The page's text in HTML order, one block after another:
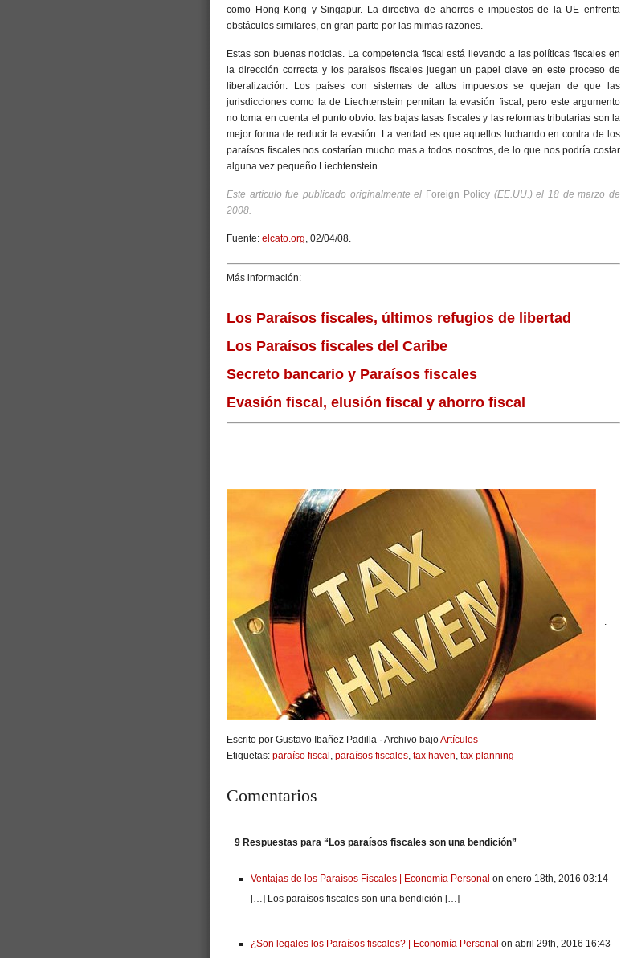
como Hong Kong y Singapur. La directiva de ahorros e impuestos de la UE enfrenta
obstáculos similares, en gran parte por las mimas razones.
Estas son buenas noticias. La competencia fiscal está llevando a las políticas fiscales en
la dirección correcta y los paraísos fiscales juegan un papel clave en este proceso de
liberalización. Los países con sistemas de altos impuestos se quejan de que las
jurisdicciones como la de Liechtenstein permitan la evasión fiscal, pero este argumento
no toma en cuenta el punto obvio: las bajas tasas fiscales y las reformas tributarias son la
mejor forma de reducir la evasión. La verdad es que aquellos luchando en contra de los
paraísos fiscales nos costarían mucho mas a todos nosotros, de lo que nos podría costar
alguna vez pequeño Liechtenstein.
Este artículo fue publicado originalmente el Foreign Policy(EE.UU.) el 18 de marzo de
2008.
Fuente: elcato.org, 02/04/08.
Más información:
Los Paraísos fiscales, últimos refugios de libertad
Los Paraísos fiscales del Caribe
Secreto bancario y Paraísos fiscales
Evasión fiscal, elusión fiscal y ahorro fiscal
Escrito por Gustavo Ibañez Padilla · Archivo bajoArtículos
Etiquetas: paraíso fiscal paraísos fiscales tax haven tax planning
Comentarios
9 Respuestas para “Los paraísos fiscales son una bendición”
Ventajas de los Paraísos Fiscales | Economía Personal on enero 18th, 2016 03:14
[…] Los paraísos fiscales son una bendición […]
¿Son legales los Paraísos fiscales? | Economía Personal on abril 29th, 2016 16:43